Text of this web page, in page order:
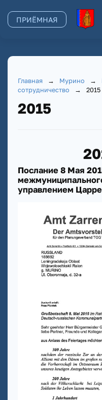
ПРИЁМНАЯ
Главная → Мурино →
сотрудничество
→ 2015
2015
Послание 8 Мая
управлением